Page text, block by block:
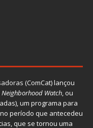
(ComCat) lançou
Watch, ou
um programa para
período que antecedeu
que se tornou uma